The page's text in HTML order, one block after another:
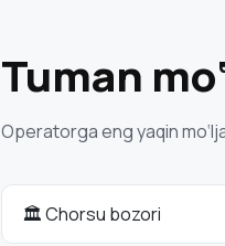
Tuman
Operatorga eng yaqin
🏛 Chorsu bozori